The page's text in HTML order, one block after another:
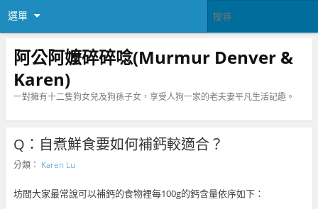
選單
阿公阿嬤碎碎唸(Murmur Denver &
Karen)
一對擁有十二隻狗女兒及狗孫子女，享受人狗一家的老夫妻平凡生活記趣。
Q：自煮鮮食要如何補鈣較適合？
分類： Karen Lu
坊間大家最常說可以補鈣的食物裡每100g的鈣含量依序如下：